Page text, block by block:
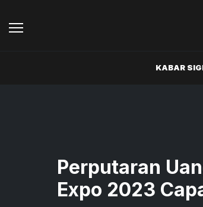
KABAR
Perputaran
Expo 2023